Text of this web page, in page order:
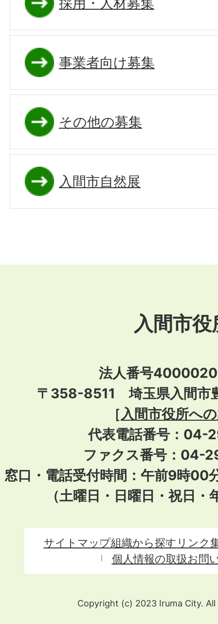
事業者向け募集
その他の募集
入間市自然展
入間市役
法人番号
〒358-8511 埼玉県入間市
［入間市役所へ
代表電話番号：04-
ファクス番号：04-
窓口・電話受付時間：午前9時00
（土曜日・日曜日・祝日
サイトマップ組織から探す リンク
個人情報の取扱お問
Copyright (c) 2023 Iruma City. All